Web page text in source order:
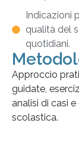
Indicazioni
qualità del
quotidiani.
Approccio
guidate,
analisi di casi
scolastica.